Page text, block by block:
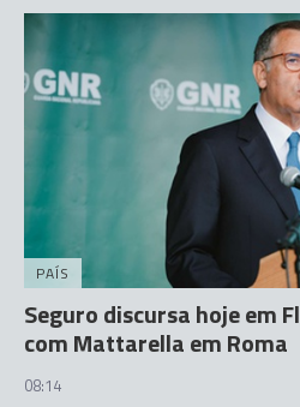
PAÍS
Seguro discursa hoje em
com Mattarella em Roma
08:14